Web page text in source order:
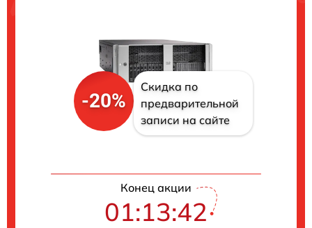
-20%
Скидка по
предварительной
записи на сайте
Конец акции
01:13:41